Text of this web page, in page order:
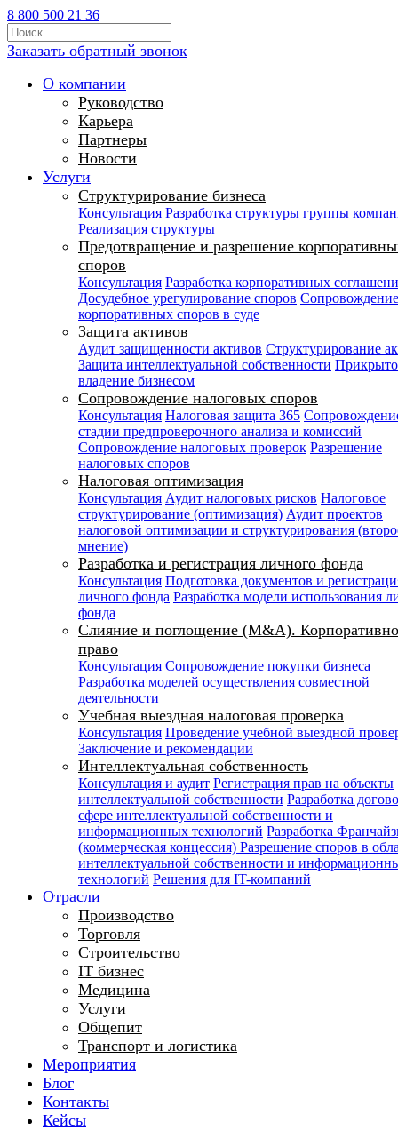
8 800 500 21 36
Заказать обратный звонок
О компании
Руководство
Карьера
Партнеры
Новости
Услуги
Структурирование бизнеса
Консультация Разработка структуры группы
Реализация структуры
Предотвращение и разрешение
споров
Консультация Разработка корпоративных
Досудебное урегулирование споров Сопровождение
корпоративных споров в суде
Защита активов
Аудит защищенности активов Структурирование
Защита интеллектуальной собственности
владение бизнесом
Сопровождение налоговых споров
Консультация Налоговая защита 365
стадии предпроверочного анализа и комиссий
Сопровождение налоговых проверок Разрешение
налоговых споров
Налоговая оптимизация
Консультация Аудит налоговых рисков Налоговое
структурирование (оптимизация) Аудит проектов
налоговой оптимизации и структурирования
мнение)
Разработка и регистрация личного фонда
Консультация Подготовка документов и
личного фонда Разработка модели использования
фонда
Слияние и поглощение (M&A).
право
Консультация Сопровождение покупки бизнеса
Разработка моделей осуществления совместной
деятельности
Учебная выездная налоговая проверка
Консультация Проведение учебной выездной
Заключение и рекомендации
Интеллектуальная собственность
Консультация и аудит Регистрация прав на объекты
интеллектуальной собственности Разработка
сфере интеллектуальной собственности и
информационных технологий Разработка
(коммерческая концессия) Разрешение споров в
интеллектуальной собственности и
технологий Решения для IT-компаний
Отрасли
Производство
Торговля
Строительство
IT бизнес
Медицина
Услуги
Общепит
Транспорт и логистика
Мероприятия
Блог
Контакты
Кейсы